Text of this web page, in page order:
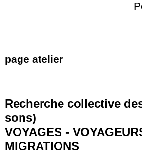
page atelier
Recherche collective
sons)
VOYAGES -
MIGRATIONS